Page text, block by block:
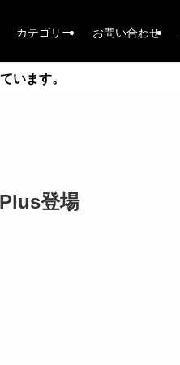
カテゴリー お問い合わせ
います。
登場